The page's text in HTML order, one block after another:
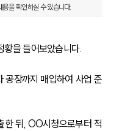
용을 확인하실 수 있습니다.
황을 들어보았습니다.
공장까지 매입하여 사업 준
한 뒤, OO시청으로부터 적